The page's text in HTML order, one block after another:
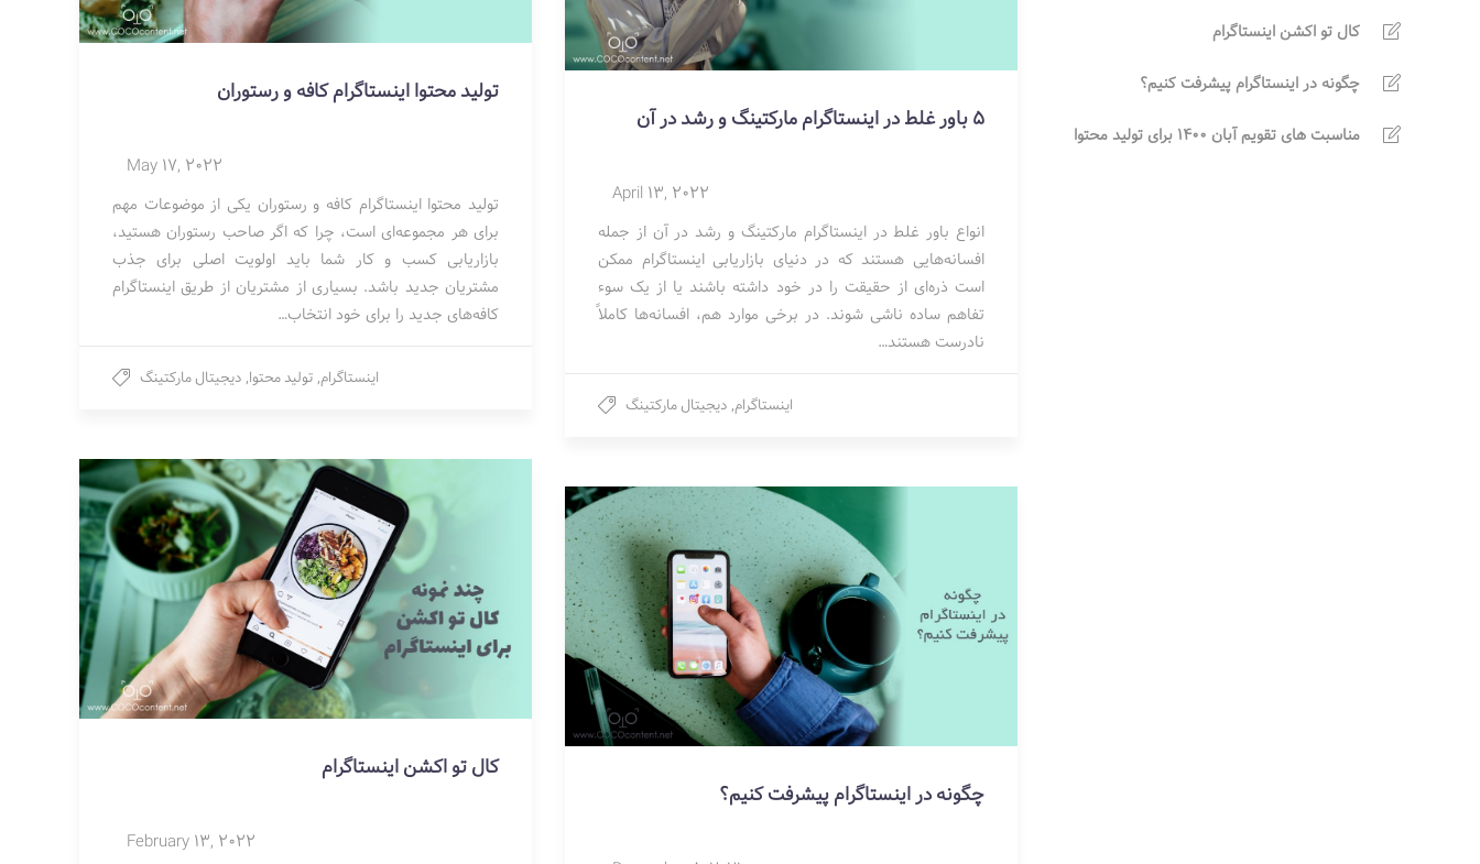
تولید محتوا اینستاگرام کافه و رستوران
May 17, 2022
تولید محتوا اینستاگرام کافه و رستوران یکی از موضوعات مهم
برای هر مجموعه‌ای است، چرا که اگر صاحب رستوران هستید،
بازاریابی کسب و کار شما باید اولویت اصلی برای جذب
مشتریان جدید باشد. بسیاری از مشتریان از طریق اینستاگرام
کافه‌های جدید را برای خود انتخاب…
اینستاگرام, تولید محتوا, دیجیتال مارکتینگ
5 باور غلط در اینستاگرام مارکتینگ و رشد در آن
April 13, 2022
انواع باور غلط در اینستاگرام مارکتینگ و رشد در آن از جمله
افسانه‌هایی هستند که در دنیای بازاریابی اینستاگرام ممکن
است ذره‌ای از حقیقت را در خود داشته باشند یا از یک سوء
تفاهم ساده ناشی شوند. در برخی موارد هم، افسانه‌ها کاملاً
نادرست هستند…
اینستاگرام, دیجیتال مارکتینگ
کال تو اکشن اینستاگرام
February 13, 2022
چگونه در اینستاگرام پیشرفت کنیم؟
کال تو اکشن اینستاگرام
چگونه در اینستاگرام پیشرفت کنیم؟
مناسبت های تقویم آبان 1400 برای تولید محتوا